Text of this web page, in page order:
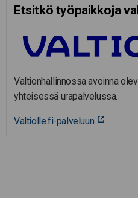
Etsitkö työpaikkoja
Valtionhallinnossa avoinna
yhteisessä urapalvelussa.
Valtiolle.fi-palveluun